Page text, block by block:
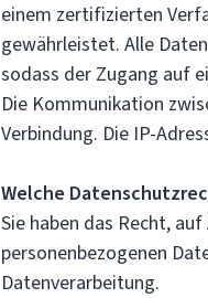
einem zertifizierten
gewährleistet. Alle
sodass der Zugang auf
Die Kommunikation
Verbindung. Die IP-
Welche
Sie haben das Recht,
personenbezogenen
Datenverarbeitung.